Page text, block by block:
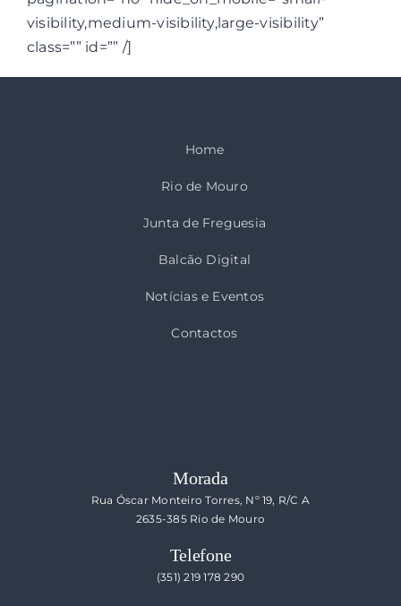
visibility,medium-visibility,large-visibility”
class=”” id=”” /]
Home
Rio de Mouro
Junta de Freguesia
Balcão Digital
Notícias e Eventos
Contactos
Morada
Rua Óscar Monteiro Torres, Nº 19, R/C A
2635-385 Rio de Mouro
Telefone
(351) 219 178 290